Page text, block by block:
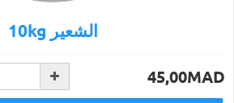
10kg الشعير
45,00MAD